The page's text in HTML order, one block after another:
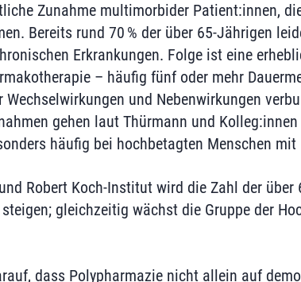
Zunahme multimorbider Patient:innen,
Bereits rund 70 % der über 65‑Jährigen
Erkrankungen. Folge ist eine
– häufig fünf oder mehr
und Nebenwirkungen
gehen laut Thürmann und
häufig bei hochbetagten Menschen
Robert Koch-Institut wird die Zahl der
gleichzeitig wächst die Gruppe der
dass Polypharmazie nicht allein auf